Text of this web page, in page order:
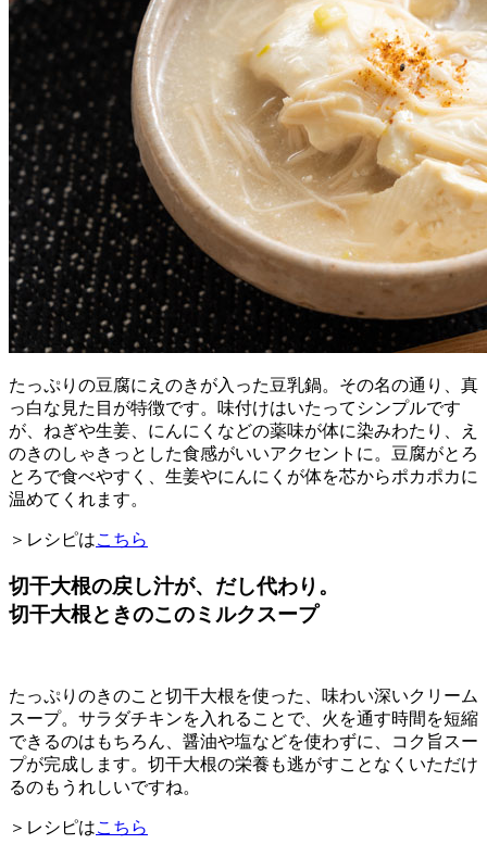
たっぷりの豆腐にえのきが入った豆乳鍋。その名の通り、真
っ白な見た目が特徴です。味付けはいたってシンプルです
が、ねぎや生姜、にんにくなどの薬味が体に染みわたり、え
のきのしゃきっとした食感がいいアクセントに。豆腐がとろ
とろで食べやすく、生姜やにんにくが体を芯からポカポカに
温めてくれます。
＞レシピはこちら
切干大根の戻し汁が、だし代わり。
切干大根ときのこのミルクスープ
たっぷりのきのこと切干大根を使った、味わい深いクリーム
スープ。サラダチキンを入れることで、火を通す時間を短縮
できるのはもちろん、醤油や塩などを使わずに、コク旨スー
プが完成します。切干大根の栄養も逃がすことなくいただけ
るのもうれしいですね。
＞レシピはこちら